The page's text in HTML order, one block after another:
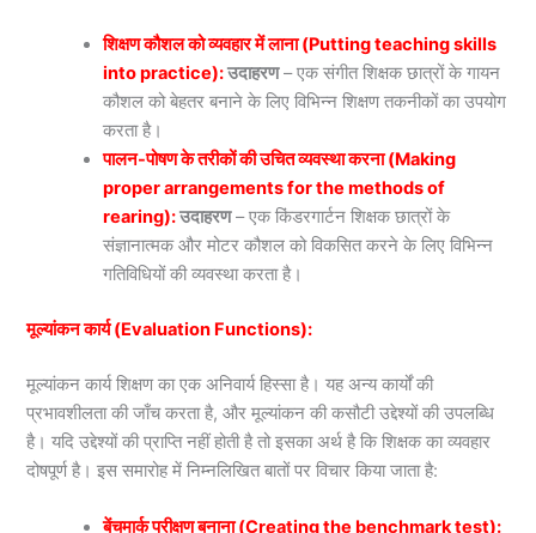
शिक्षण कौशल को व्यवहार में लाना (Putting teaching skills
into practice):उदाहरण– एक संगीत शिक्षक छात्रों के गायन
कौशल को बेहतर बनाने के लिए विभिन्न शिक्षण तकनीकों का उपयोग
करता है।
पालन-पोषण के तरीकों की उचित व्यवस्था करना (Making
proper arrangements for the methods of
rearing):उदाहरण– एक किंडरगार्टन शिक्षक छात्रों के
संज्ञानात्मक और मोटर कौशल को विकसित करने के लिए विभिन्न
गतिविधियों की व्यवस्था करता है।
मूल्यांकन कार्य (Evaluation Functions):
मूल्यांकन कार्य शिक्षण का एक अनिवार्य हिस्सा है। यह अन्य कार्यों की
प्रभावशीलता की जाँच करता है, और मूल्यांकन की कसौटी उद्देश्यों की उपलब्धि
है। यदि उद्देश्यों की प्राप्ति नहीं होती है तो इसका अर्थ है कि शिक्षक का व्यवहार
दोषपूर्ण है। इस समारोह में निम्नलिखित बातों पर विचार किया जाता है:
बेंचमार्क परीक्षण बनाना (Creating the benchmark test):